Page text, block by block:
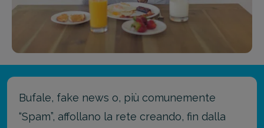
Bufale, fake news o, più comunemente
“Spam”, affollano la rete creando, fin dalla